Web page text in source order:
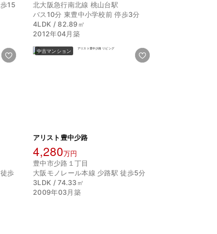
15
北大阪急行南北線 桃山台駅
バス10分 東豊中小学校前 停歩3分
4LDK / 82.89㎡
2012年04月築
歩
中古マンション
アリスト豊中少路
4,280万円
豊中市少路１丁目
大阪モノレール本線 少路駅 徒歩5分
3LDK / 74.33㎡
2009年03月築